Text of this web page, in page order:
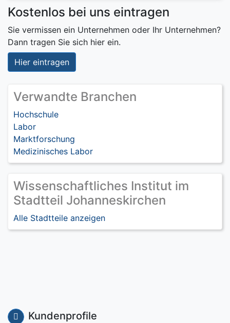
Kostenlos bei uns eintragen
Sie vermissen ein Unternehmen oder Ihr Unternehmen?
Dann tragen Sie sich hier ein.
Hier eintragen
Verwandte Branchen
Hochschule
Labor
Marktforschung
Medizinisches Labor
Wissenschaftliches Institut im
Stadtteil Johanneskirchen
Alle Stadtteile anzeigen
Kundenprofile